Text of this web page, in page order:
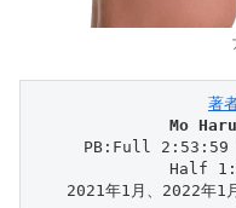
著
Mo
PB:Full 2:53:59
Half
2021年1月、2022年1